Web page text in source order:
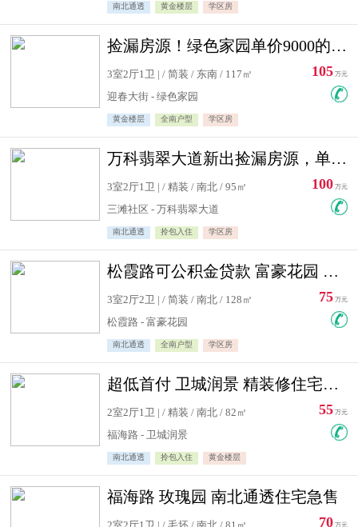
南北通透 黄金楼层 学区房
捡漏房源！绿色家园单价9000的大三居，实验小学永明双学区
3室2厅1卫 | / 简装 / 东南 / 117㎡
迎春大街 - 绿色家园
黄金楼层 全南户型 学区房
105 万元
万科翡翠大道新出捡漏房源，单价10500精装修
3室2厅1卫 | / 精装 / 南北 / 95㎡
三滩社区 - 万科翡翠大道
南北通透 拎包入住 学区房
100 万元
松霞路可公积金贷款 富豪花园 复式住宅急售送小棚
3室2厅2卫 | / 简装 / 南北 / 128㎡
松霞路 - 富豪花园
南北通透 全南户型 学区房
75 万元
超低首付 卫城润景 精装修住宅急售 可公积金贷款
2室2厅1卫 | / 精装 / 南北 / 82㎡
福海路 - 卫城润景
南北通透 拎包入住 黄金楼层
55 万元
福海路 玫瑰园 南北通透住宅急售
70 万元